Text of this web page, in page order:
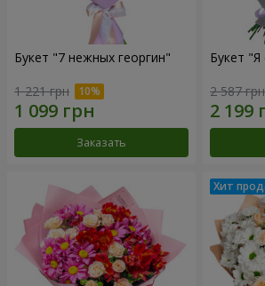
Букет "7 нежных георгин"
1 221 грн
Заказать
Букет "Я
2 587 грн